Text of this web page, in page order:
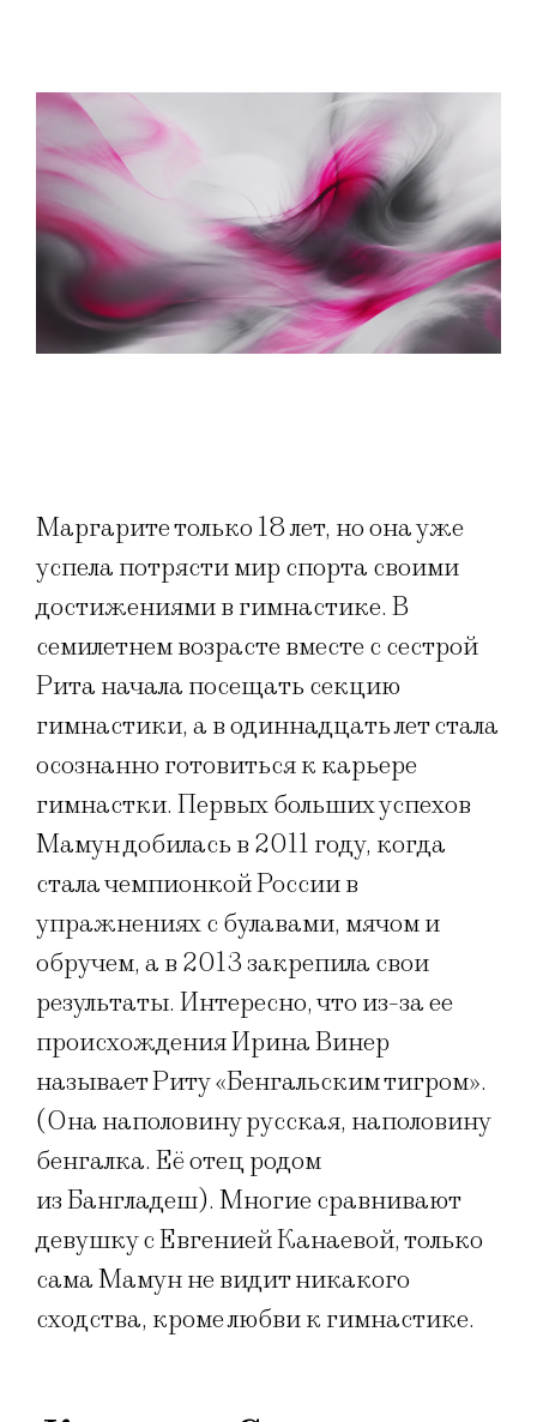
Маргарите только 18 лет, но она уже
успела потрясти мир спорта своими
достижениями в гимнастике. В
семилетнем возрасте вместе с сестрой
Рита начала посещать секцию
гимнастики, а в одиннадцать лет стала
осознанно готовиться к карьере
гимнастки. Первых больших успехов
Мамун добилась в 2011 году, когда
стала чемпионкой России в
упражнениях с булавами, мячом и
обручем, а в 2013 закрепила свои
результаты. Интересно, что из-за ее
происхождения Ирина Винер
называет Риту «Бенгальским тигром».
(Она наполовину русская, наполовину
бенгалка. Её отец родом
из Бангладеш). Многие сравнивают
девушку с Евгенией Канаевой, только
сама Мамун не видит никакого
сходства, кроме любви к гимнастике.